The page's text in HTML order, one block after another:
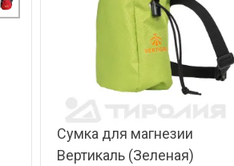
Сумка для магнезии
Вертикаль (Зеленая)